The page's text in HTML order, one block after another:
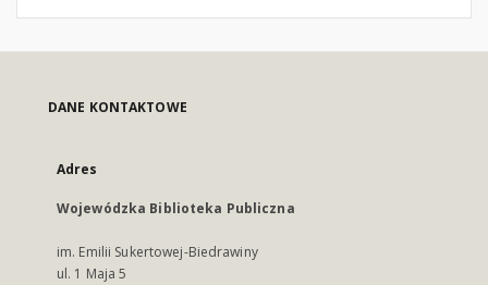
DANE KONTAKTOWE
Adres
Wojewódzka Biblioteka Publiczna
im. Emilii Sukertowej-Biedrawiny
ul. 1 Maja 5